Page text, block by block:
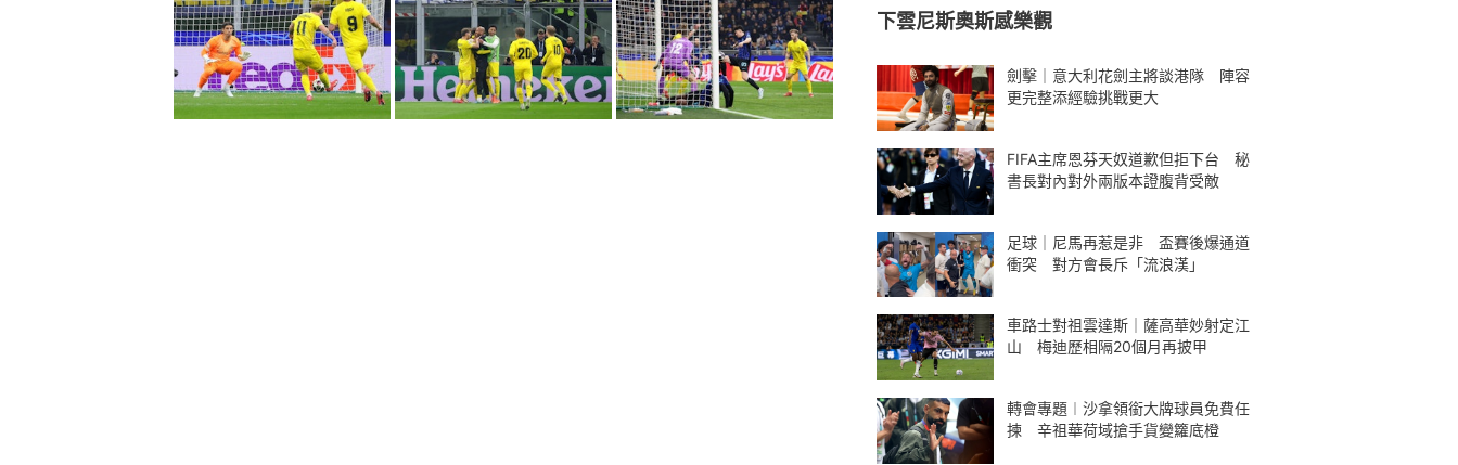
下雲尼斯奧斯感樂觀
劍擊｜意大利花劍主將談港隊 陣容
更完整添經驗挑戰更大
FIFA主席恩芬天奴道歉但拒下台 秘
書長對內對外兩版本證腹背受敵
足球｜尼馬再惹是非 盃賽後爆通道
衝突 對方會長斥「流浪漢」
車路士對祖雲達斯｜薩高華妙射定江
山 梅迪歷相隔20個月再披甲
轉會專題︱沙拿領銜大牌球員免費任
揀 辛祖華荷域搶手貨變籮底橙